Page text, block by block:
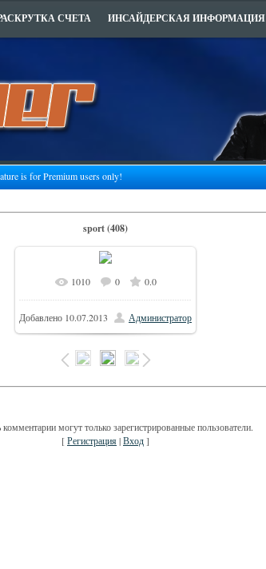
СЧЕТА ИНСАЙДЕРСКАЯ ИНФОРМАЦИЯ
is for Premium users only!
sport (408)
В реальном размере 506x700
85.4Kb
1010 0 0.0
Добавлено 10.07.2013 Администратор
могут только зарегистрированные пользователи.
[Регистрация|Вход]